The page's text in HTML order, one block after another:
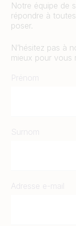
Notre équipe de
répondre à
poser.
N’hésitez pas à
mieux pour vous
Prénom
Surnom
Adresse e-mail